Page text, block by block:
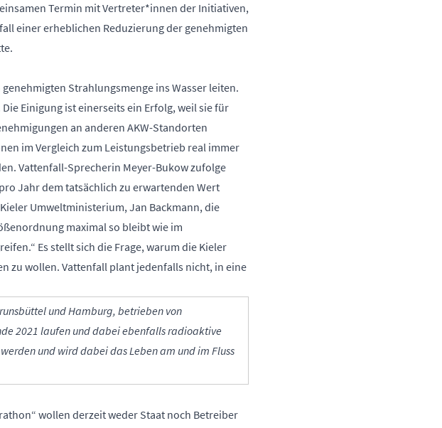
Termin mit Vertreter*innen der Initiativen,
einer erheblichen Reduzierung der genehmigten
Strahlungsmenge ins Wasser leiten.
Einigung ist einerseits ein Erfolg, weil sie für
an anderen AKW-Standorten
im Vergleich zum Leistungsbetrieb real immer
Vattenfall-Sprecherin Meyer-Bukow zufolge
Jahr dem tatsächlich zu erwartenden Wert
Umweltministerium, Jan Backmann, die
maximal so bleibt wie im
Es stellt sich die Frage, warum die Kieler
zu wollen. Vattenfall plant jedenfalls nicht, in eine
und Hamburg, betrieben von
2021 laufen und dabei ebenfalls radioaktive
und wird dabei das Leben am und im Fluss
wollen derzeit weder Staat noch Betreiber